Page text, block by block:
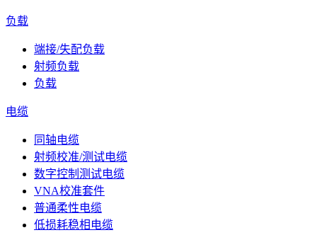
负载
端接/失配负载
射频负载
负载
电缆
同轴电缆
射频校准/测试电缆
数字控制测试电缆
VNA校准套件
普通柔性电缆
低损耗稳相电缆